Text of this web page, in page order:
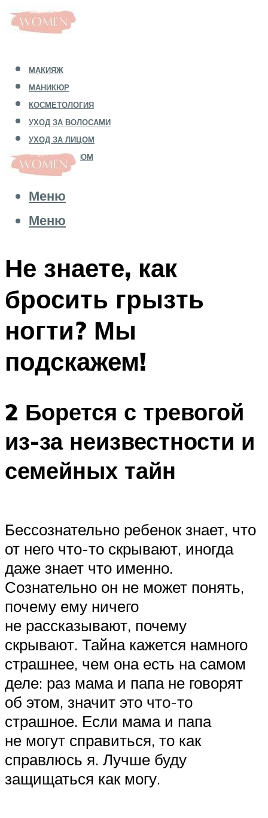
МАКИЯЖ
МАНИКЮР
КОСМЕТОЛОГИЯ
УХОД ЗА ВОЛОСАМИ
УХОД ЗА ЛИЦОМ
УХОД ЗА ТЕЛОМ
Меню
Меню
Не знаете, как
бросить грызть
ногти? Мы
подскажем!
2 Борется с тревогой
из-за неизвестности и
семейных тайн
Бессознательно ребенок знает, что
от него что-то скрывают, иногда
даже знает что именно.
Сознательно он не может понять,
почему ему ничего
не рассказывают, почему
скрывают. Тайна кажется намного
страшнее, чем она есть на самом
деле: раз мама и папа не говорят
об этом, значит это что-то
страшное. Если мама и папа
не могут справиться, то как
справлюсь я. Лучше буду
защищаться как могу.